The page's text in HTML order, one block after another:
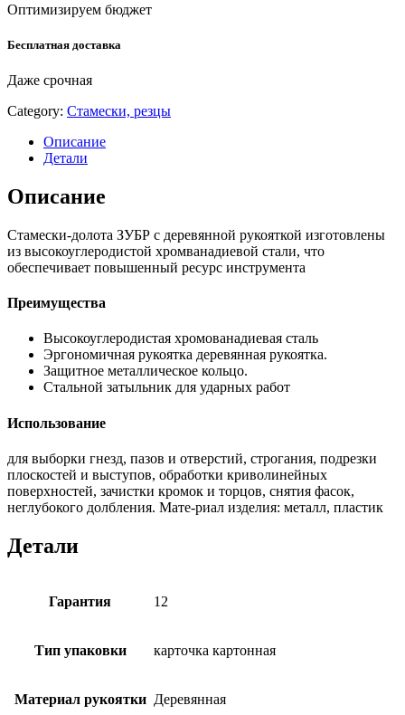
Оптимизируем бюджет
Бесплатная доставка
Даже срочная
Category: Стамески, резцы
Описание
Детали
Описание
Стамески-долота ЗУБР с деревянной рукояткой изготовлены
из высокоуглеродистой хромванадиевой стали, что
обеспечивает повышенный ресурс инструмента
Преимущества
Высокоуглеродистая хромованадиевая сталь
Эргономичная рукоятка деревянная рукоятка.
Защитное металлическое кольцо.
Стальной затыльник для ударных работ
Использование
для выборки гнезд, пазов и отверстий, строгания, подрезки
плоскостей и выступов, обработки криволинейных
поверхностей, зачистки кромок и торцов, снятия фасок,
неглубокого долбления. Мате-риал изделия: металл, пластик
Детали
Гарантия 12
Тип упаковки карточка картонная
Материал рукоятки Деревянная